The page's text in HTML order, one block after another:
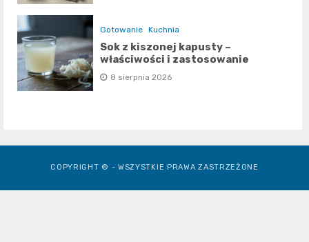
Gotowanie Kuchnia
Sok z kiszonej kapusty –
właściwości i zastosowanie
8 sierpnia 2026
COPYRIGHT © - WSZYSTKIE PRAWA ZASTRZEŻONE